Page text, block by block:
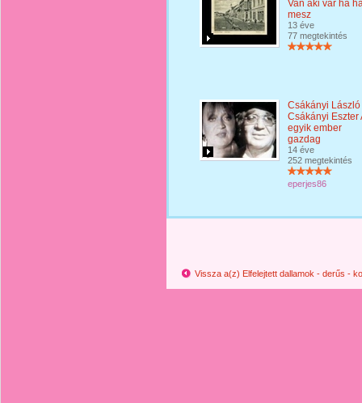
Van aki var ha
mesz
13 éve
77 megtekintés
Csákányi László
Csákányi Eszter
egyik ember
gazdag
14 éve
252 megtekintés
eperjes86
Vissza a(z) Elfelejtett dallamok - derűs -